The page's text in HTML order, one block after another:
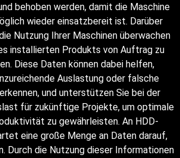
behoben werden, damit die Maschine
wieder einsatzbereit ist. Darüber
Nutzung Ihrer Maschinen überwachen
installierten Produkts von Auftrag zu
Diese Daten können dabei helfen,
Auslastung oder falsche
und unterstützen Sie bei der
für zukünftige Projekte, um optimale
zu gewährleisten. An HDD-
eine große Menge an Daten darauf,
Durch die Nutzung dieser Informationen